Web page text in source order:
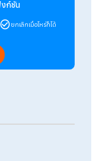
อสีทึบ
มือนการไว้ทุกข์ และอาจ
ผ้าสีสดใส สีมงคล หรือสีที่
1 มกราคม เ